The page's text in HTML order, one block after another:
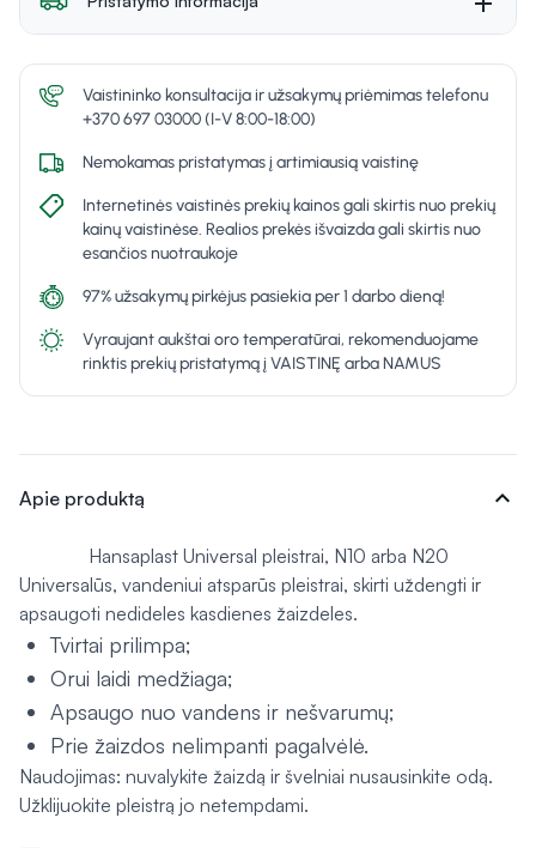
Vaistininko konsultacija ir užsakymų priėmimas telefonu
+370 697 03000 (I-V 8:00-18:00)
Nemokamas pristatymas į artimiausią vaistinę
Internetinės vaistinės prekių kainos gali skirtis nuo prekių
kainų vaistinėse. Realios prekės išvaizda gali skirtis nuo
esančios nuotraukoje
97% užsakymų pirkėjus pasiekia per 1 darbo dieną!
Vyraujant aukštai oro temperatūrai, rekomenduojame
rinktis prekių pristatymą į VAISTINĘ arba NAMUS
Apie produktą expand_more
Hansaplast Universal pleistrai, N10 arba N20
Universalūs, vandeniui atsparūs pleistrai, skirti uždengti ir
apsaugoti nedideles kasdienes žaizdeles.
Tvirtai prilimpa;
Orui laidi medžiaga;
Apsaugo nuo vandens ir nešvarumų;
Prie žaizdos nelimpanti pagalvėlė.
Naudojimas: nuvalykite žaizdą ir švelniai nusausinkite odą.
Užklijuokite pleistrą jo netempdami.